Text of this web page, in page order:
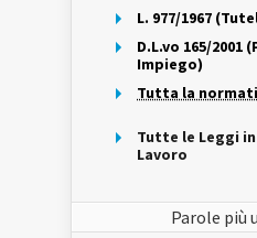
L. 977/1967
D.L.vo 165/2001
Impiego)
Tutta la
Tutte le Leggi
Lavoro
Parole più